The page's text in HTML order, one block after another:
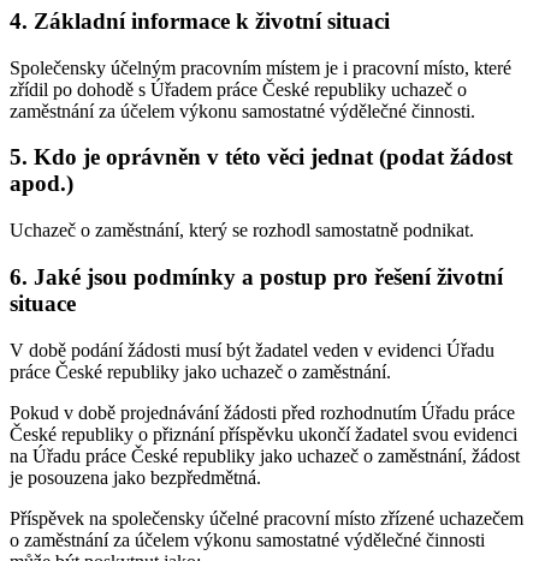
4. Základní informace k životní situaci
Společensky účelným pracovním místem je i pracovní místo, které
zřídil po dohodě s Úřadem práce České republiky uchazeč o
zaměstnání za účelem výkonu samostatné výdělečné činnosti.
5. Kdo je oprávněn v této věci jednat (podat žádost
apod.)
Uchazeč o zaměstnání, který se rozhodl samostatně podnikat.
6. Jaké jsou podmínky a postup pro řešení životní
situace
V době podání žádosti musí být žadatel veden v evidenci Úřadu
práce České republiky jako uchazeč o zaměstnání.
Pokud v době projednávání žádosti před rozhodnutím Úřadu práce
České republiky o přiznání příspěvku ukončí žadatel svou evidenci
na Úřadu práce České republiky jako uchazeč o zaměstnání, žádost
je posouzena jako bezpředmětná.
Příspěvek na společensky účelné pracovní místo zřízené uchazečem
o zaměstnání za účelem výkonu samostatné výdělečné činnosti